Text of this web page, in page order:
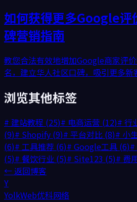
如何获得更多Google评
碑营销指南
教您合法有效地增加Google商家评
名，建立华人社区口碑，吸引更多新
浏览其他标签
# 建站教程 (25)# 电商运营 (12)# 行
(9)# Shopify (9)# 平台对比 (8)# 小
(6)# 工具推荐 (6)# Google工具 (6)#
(5)# 餐饮行业 (5)# Site123 (5)# 费
← 返回博客
Y
YolkWeb优科网络